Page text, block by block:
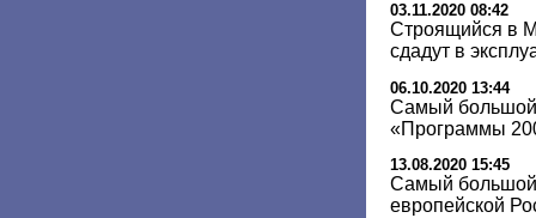
03.11.2020 08:42
Строящийся в
сдадут в
06.10.2020 13:44
Самый большой
«Программы
13.08.2020 15:45
Самый
европейской